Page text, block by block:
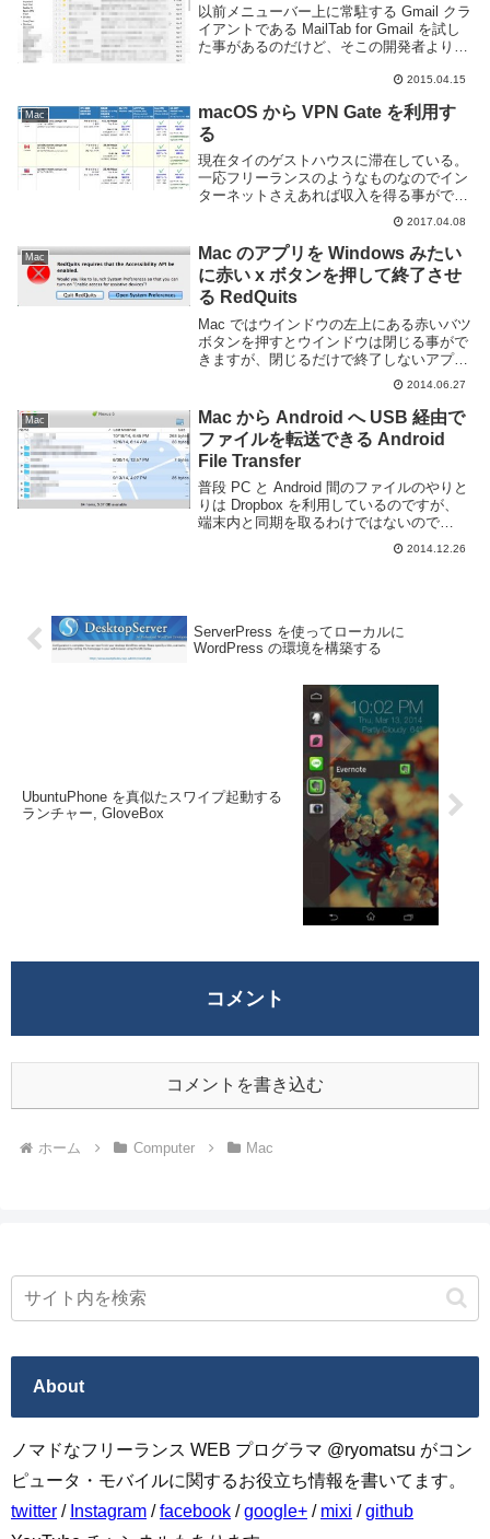
以前メニューバー上に常駐する Gmail クラ
イアントである MailTab for Gmail を試し
た事があるのだけど、そこの開発者より新
Gmail が出ていたので使ってみました。
2015.04.15
Mac
macOS から VPN Gate を利用す
る
現在タイのゲストハウスに滞在している。
一応フリーランスのようなものなのでイン
ターネットさえあれば収入を得る事ができ
る。が、インターネットへ接続する際に以
下のような問題点がある。宿やカフェなど
の無料 Wi-Fi は不特定多数が接続する為に
セキ...
2017.04.08
Mac
Mac のアプリを Windows みたい
に赤い x ボタンを押して終了させ
る RedQuits
Mac ではウインドウの左上にある赤いバツ
ボタンを押すとウインドウは閉じる事がで
きますが、閉じるだけで終了しないアプリ
ケーションが多いです。なので、Windows
のノリでもう不要だからとバツボタンを押
しても command + tab の...
2014.06.27
Mac
Mac から Android へ USB 経由で
ファイルを転送できる Android
File Transfer
普段 PC と Android 間のファイルのやりと
りは Dropbox を利用しているのですが、
端末内と同期を取るわけではないので
Android 端末にファイルを保存したい場合
には向かないです。Android へ USB 経由
2014.12.26
ServerPress を使ってローカルに
WordPress の環境を構築する
UbuntuPhone を真似たスワイプ起動する
ランチャー, GloveBox
コメント
コメントを書き込む
ホーム Computer Mac
About
ノマドなフリーランス WEB プログラマ @ryomatsu がコン
ピュータ・モバイルに関するお役立ち情報を書いてます。
twitter / Instagram /facebook /google+ / mixi /github